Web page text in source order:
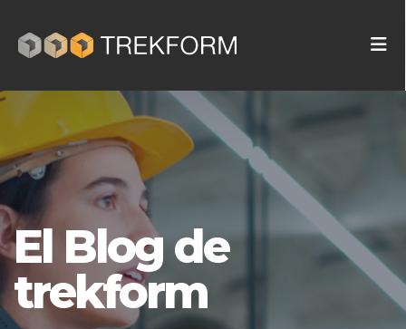
El Blog de
trekform